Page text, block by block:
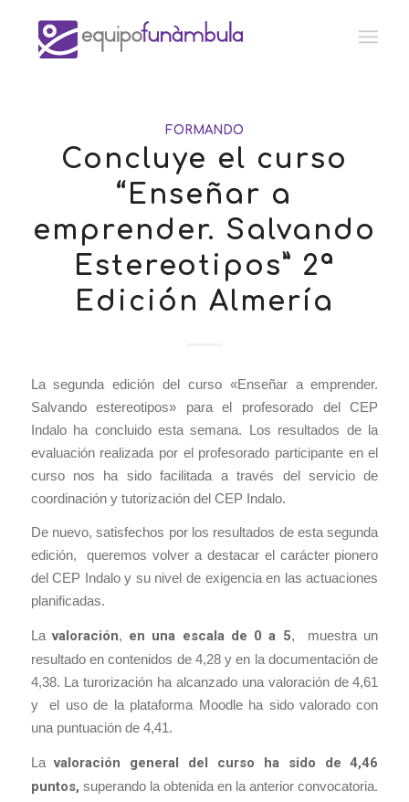
FORMANDO
Concluye el curso
“Enseñar a
emprender. Salvando
Estereotipos” 2ª
Edición Almería
La segunda edición del curso «Enseñar a emprender.
Salvando estereotipos» para el profesorado del CEP
Indalo ha concluido esta semana. Los resultados de la
evaluación realizada por el profesorado participante en el
curso nos ha sido facilitada a través del servicio de
coordinación y tutorización del CEP Indalo.
De nuevo, satisfechos por los resultados de esta segunda
edición, queremos volver a destacar el carácter pionero
del CEP Indalo y su nivel de exigencia en las actuaciones
planificadas.
Lavaloración, en una escala de 0 a 5, muestra un
resultado en contenidos de 4,28 y en la documentación de
4,38. La turorización ha alcanzado una valoración de 4,61
y el uso de la plataforma Moodle ha sido valorado con
una puntuación de 4,41.
Lavaloración general del curso ha sido de 4,46
puntos, superando la obtenida en la anterior convocatoria.